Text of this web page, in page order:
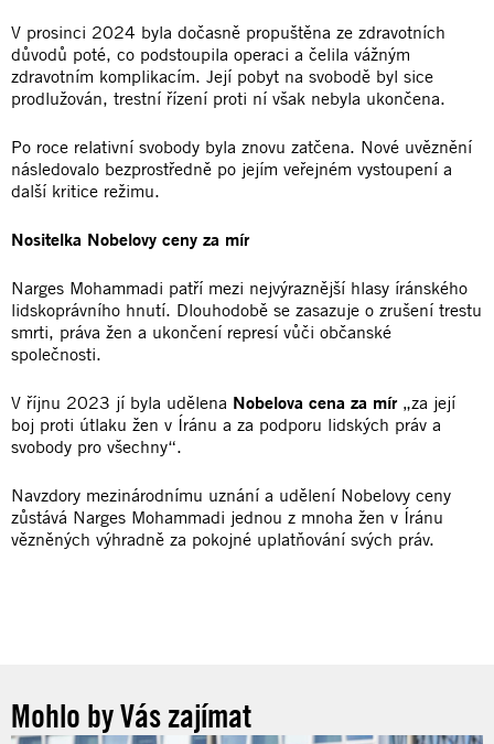
V prosinci 2024 byla dočasně propuštěna ze zdravotních
důvodů poté, co podstoupila operaci a čelila vážným
zdravotním komplikacím. Její pobyt na svobodě byl sice
prodlužován, trestní řízení proti ní však nebyla ukončena.
Po roce relativní svobody byla znovu zatčena. Nové uvěznění
následovalo bezprostředně po jejím veřejném vystoupení a
další kritice režimu.
Nositelka Nobelovy ceny za mír
Narges Mohammadi patří mezi nejvýraznější hlasy íránského
lidskoprávního hnutí. Dlouhodobě se zasazuje o zrušení trestu
smrti, práva žen a ukončení represí vůči občanské
společnosti.
V říjnu 2023 jí byla udělena Nobelova cena za mír„za její
boj proti útlaku žen v Íránu a za podporu lidských práv a
svobody pro všechny“.
Navzdory mezinárodnímu uznání a udělení Nobelovy ceny
zůstává Narges Mohammadi jednou z mnoha žen v Íránu
vězněných výhradně za pokojné uplatňování svých práv.
Mohlo by Vás zajímat